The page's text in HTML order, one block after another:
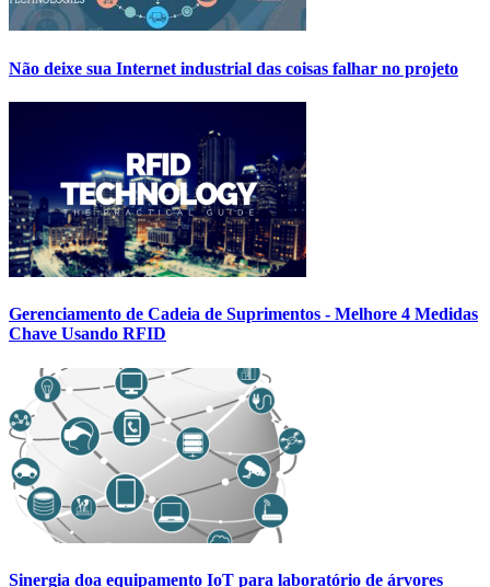
Não deixe sua Internet industrial das coisas falhar no projeto
Gerenciamento de Cadeia de Suprimentos - Melhore 4 Medidas
Chave Usando RFID
Sinergia doa equipamento IoT para laboratório de árvores